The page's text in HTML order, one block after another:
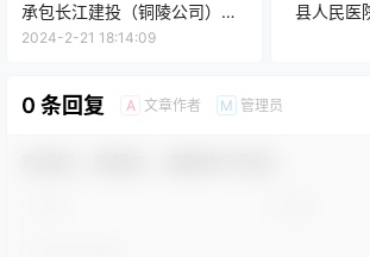
承包长江建投（铜陵公司）铜
陵市义安区电子信息产业园及
告[答疑澄清公告]
2024-2-21 18:14:09
县人民医
0 条回复 A 文章作者 M 管理员